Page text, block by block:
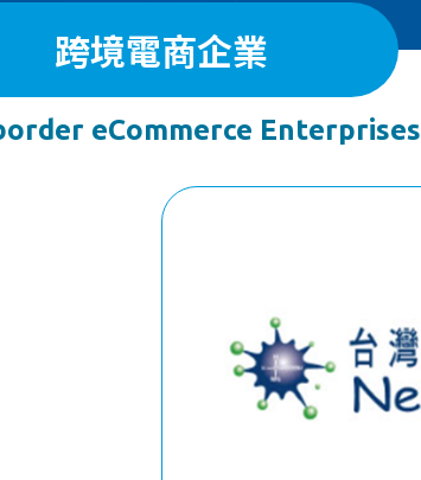
跨境電商企業
eCommerce Enterprises